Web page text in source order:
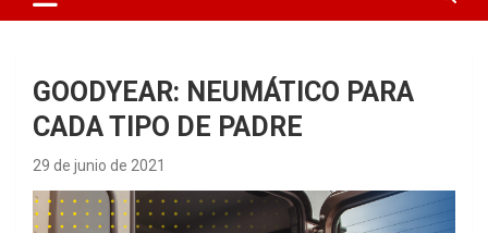
GOODYEAR: NEUMÁTICO PARA
CADA TIPO DE PADRE
29 de junio de 2021